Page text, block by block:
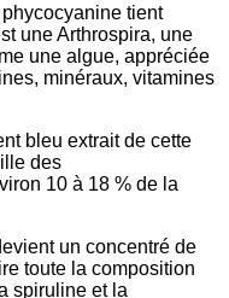
tient
une Arthrospira, une
une algue, appréciée
minéraux, vitamines
bleu extrait de cette
des
10 à 18 % de la
un concentré de
toute la composition
spiruline et la